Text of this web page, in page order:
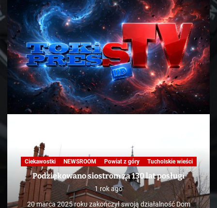
Ciekawostki NEWSROOM Powiat z góry Tucholskie wieści
Podziękowano siostrom za 130 lat posługi
1 rok ago
20 marca 2025 roku zakończył swoją działalność Dom